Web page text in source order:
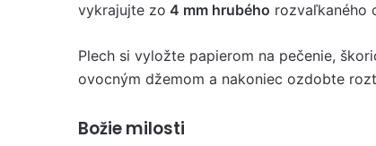
vykrajujte zo 4 mm hrubého rozvaľkaného
Plech si vyložte papierom na pečenie,
ovocným džemom a nakoniec ozdobte
Božie milosti